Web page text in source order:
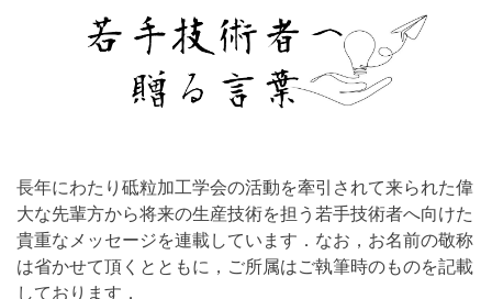
長年にわたり砥粒加工学会の活動を牽引されて来られた偉
大な先輩方から将来の生産技術を担う若手技術者へ向けた
貴重なメッセージを連載しています．なお，お名前の敬称
は省かせて頂くとともに，ご所属はご執筆時のものを記載
しております．